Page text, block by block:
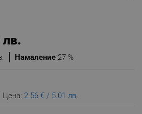
Намаление 27 %
Цена: 2.56 € / 5.01 лв.